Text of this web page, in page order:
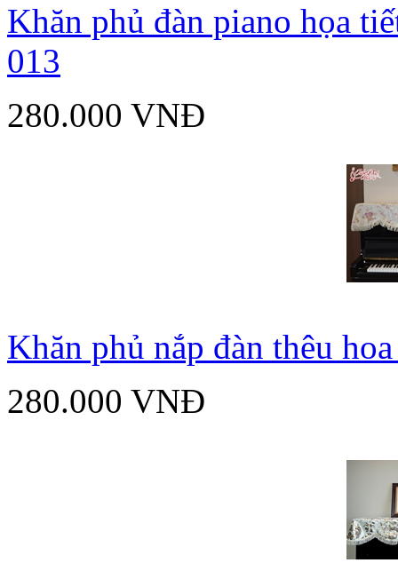
Khăn phủ đàn piano họa
013
280.000 VNĐ
Khăn phủ nắp đàn thêu
280.000 VNĐ